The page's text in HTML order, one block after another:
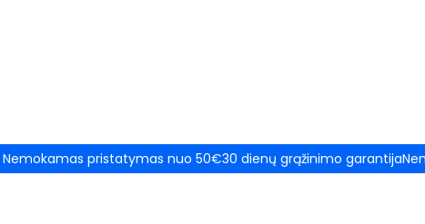
Nemokamas pristatymas nuo 50€30 dienų grąžinimo garantija